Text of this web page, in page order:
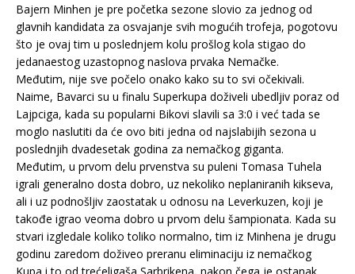
Bajern Minhen je pre početka sezone slovio za jednog od
glavnih kandidata za osvajanje svih mogućih trofeja, pogotovu
što je ovaj tim u poslednjem kolu prošlog kola stigao do
jedanaestog uzastopnog naslova prvaka Nemačke.
Međutim, nije sve počelo onako kako su to svi očekivali.
Naime, Bavarci su u finalu Superkupa doživeli ubedljiv poraz od
Lajpciga, kada su popularni Bikovi slavili sa 3:0 i već tada se
moglo naslutiti da će ovo biti jedna od najslabijih sezona u
poslednjih dvadesetak godina za nemačkog giganta.
Međutim, u prvom delu prvenstva su puleni Tomasa Tuhela
igrali generalno dosta dobro, uz nekoliko neplaniranih kikseva,
ali i uz podnošljiv zaostatak u odnosu na Leverkuzen, koji je
takođe igrao veoma dobro u prvom delu šampionata. Kada su
stvari izgledale koliko toliko normalno, tim iz Minhena je drugu
godinu zaredom doživeo preranu eliminaciju iz nemačkog